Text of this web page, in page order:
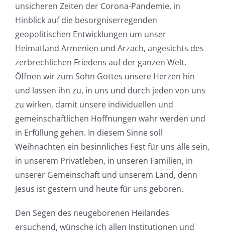
unsicheren Zeiten der Corona-Pandemie, in
Hinblick auf die besorgniserregenden
geopolitischen Entwicklungen um unser
Heimatland Armenien und Arzach, angesichts des
zerbrechlichen Friedens auf der ganzen Welt.
Öffnen wir zum Sohn Gottes unsere Herzen hin
und lassen ihn zu, in uns und durch jeden von uns
zu wirken, damit unsere individuellen und
gemeinschaftlichen Hoffnungen wahr werden und
in Erfüllung gehen. In diesem Sinne soll
Weihnachten ein besinnliches Fest für uns alle sein,
in unserem Privatleben, in unseren Familien, in
unserer Gemeinschaft und unserem Land, denn
Jesus ist gestern und heute für uns geboren.
Den Segen des neugeborenen Heilandes
ersuchend, wünsche ich allen Institutionen und